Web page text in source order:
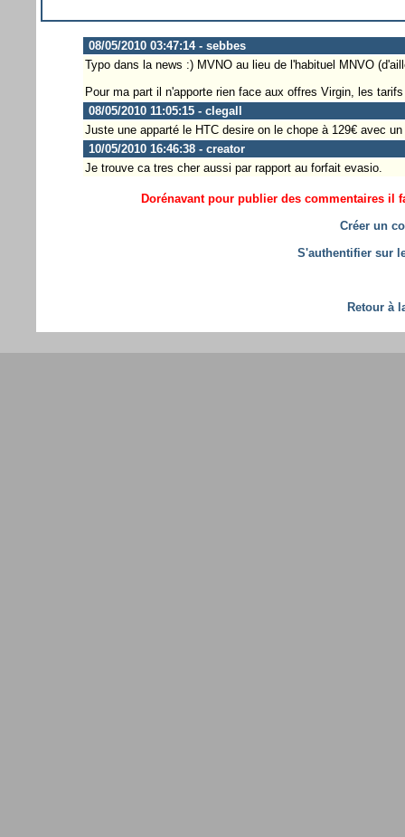
08/05/2010 03:47:14 - sebbes
Typo dans la news :) MVNO au lieu de l'habituel MNVO
Pour ma part il n'apporte rien face aux offres Virgin, les
08/05/2010 11:05:15 - clegall
Juste une apparté le HTC desire on le chope à 129€ avec
10/05/2010 16:46:38 - creator
Je trouve ca tres cher aussi par rapport au forfait evasio.
Dorénavant pour publier des commentaires il
Créer un
S'authentifier sur
Retour à